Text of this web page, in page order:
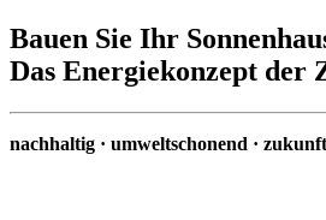
Bauen Sie Ihr
Das Energiekonzept der
nachhaltig · umweltschonend ·